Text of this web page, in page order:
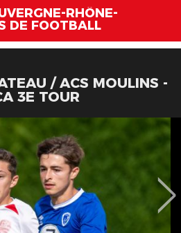
RHÔNE-
DE FOOTBALL
/ ACS MOULINS -
3E TOUR